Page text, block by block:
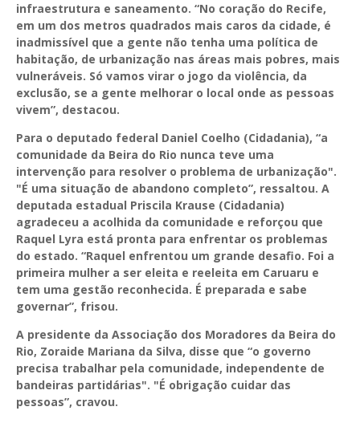
infraestrutura e saneamento. “No coração do Recife,
em um dos metros quadrados mais caros da cidade, é
inadmissível que a gente não tenha uma política de
habitação, de urbanização nas áreas mais pobres, mais
vulneráveis. Só vamos virar o jogo da violência, da
exclusão, se a gente melhorar o local onde as pessoas
vivem”, destacou.
Para o deputado federal Daniel Coelho (Cidadania), “a
comunidade da Beira do Rio nunca teve uma
intervenção para resolver o problema de urbanização".
"É uma situação de abandono completo”, ressaltou. A
deputada estadual Priscila Krause (Cidadania)
agradeceu a acolhida da comunidade e reforçou que
Raquel Lyra está pronta para enfrentar os problemas
do estado. “Raquel enfrentou um grande desafio. Foi a
primeira mulher a ser eleita e reeleita em Caruaru e
tem uma gestão reconhecida. É preparada e sabe
governar”, frisou.
A presidente da Associação dos Moradores da Beira do
Rio, Zoraide Mariana da Silva, disse que “o governo
precisa trabalhar pela comunidade, independente de
bandeiras partidárias". "É obrigação cuidar das
pessoas”, cravou.